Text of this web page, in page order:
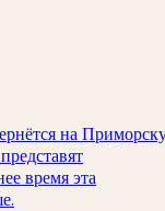
на
время эта